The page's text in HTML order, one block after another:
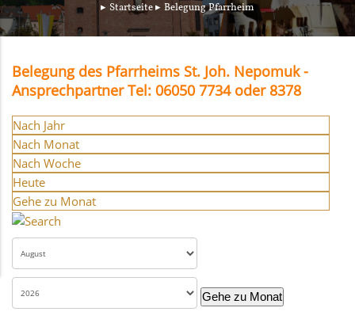
Startseite Belegung Pfarrheim
Belegung des Pfarrheims St. Joh. Nepomuk -
Ansprechpartner Tel: 06050 7734 oder 8378
Nach Jahr
Nach Monat
Nach Woche
Heute
Gehe zu Monat
Gehe zu Monat